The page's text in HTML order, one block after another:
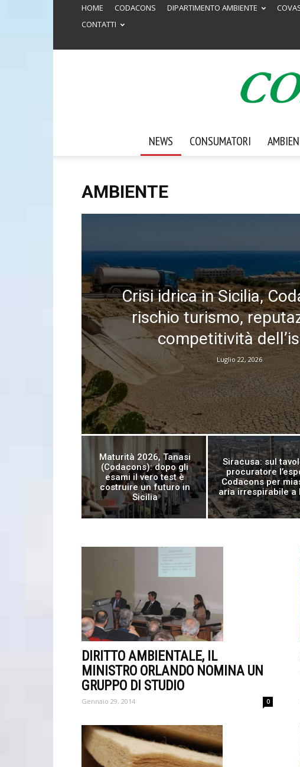
HOME CODACONS DIPARTIMENTO AMBIENTE
CONTATTI
NEWS CONSUMATORI
AMBIENTE
Crisi idrica in Sicilia,
rischio turismo,
competitività
Luglio 22, 2026
Maturità 2026, Tanasi
(Codacons): dopo gli
esami il vero test è
costruire un futuro in
Sicilia
Siracusa: sul
procuratore
Codacons per
aria irrespirabile a
DIRITTO AMBIENTALE, IL
MINISTRO ORLANDO NOMINA UN
GRUPPO DI STUDIO
Gennaio 29, 2014 0